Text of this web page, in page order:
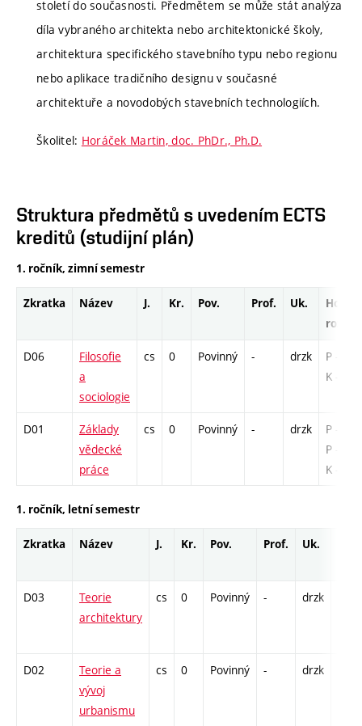
století do současnosti. Předmětem se může stát analýza
díla vybraného architekta nebo architektonické školy,
architektura specifického stavebního typu nebo regionu
nebo aplikace tradičního designu v současné
architektuře a novodobých stavebních technologiích.
Školitel: Horáček Martin, doc. PhDr., Ph.D.
Struktura předmětů s uvedením ECTS
kreditů (studijní plán)
1. ročník, zimní semestr
Zkratka Název J. Kr. Pov. Prof. Uk.
Hod.
rozsah
D06
Filosofie
a
sociologie
cs 0 Povinný - drzk
P - 26 /
K - 2
D01
Základy
vědecké
práce
cs 0 Povinný - drzk
P - 15 /
P - 26 /
K - 8
1. ročník, letní semestr
Zkratka Název J. Kr. Pov. Prof. Uk.
D03
Teorie
architektury
cs 0 Povinný - drzk
D02
Teorie a
vývoj
urbanismu
cs 0 Povinný - drzk